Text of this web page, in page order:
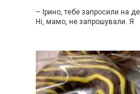
– Ірино, тебе запросили на
Ні, мамо, не запрошували. Я